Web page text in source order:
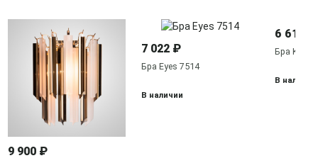
9 900 ₽
7 022 ₽
Бра Eyes 7514
В наличии
6 617 ₽
Бра
В наличии